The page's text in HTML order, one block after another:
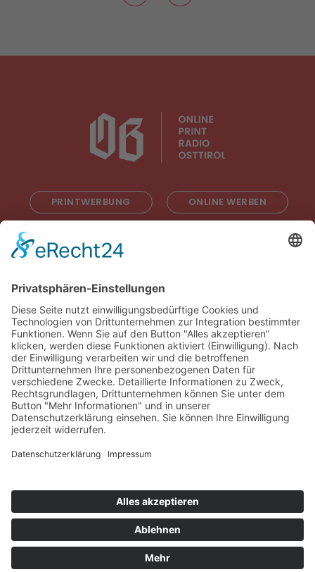
PRINTWERBUNG ONLINE WERBEN
Impressum
AGB
Cookie-Einstellungen
Werbe-Einwilligungen